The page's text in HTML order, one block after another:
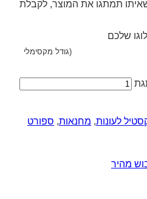
תמתגו את המוצר, לקבלת
שלכם
(גודל מקסימלי
לעונות, מחנאות, ספורט